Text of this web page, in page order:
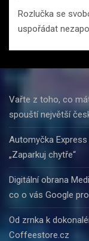
Rozlučka se
uspořádat
Vařte z toho, co
spouští největší
Automyčka
„Zaparkuj chytře“
Digitální obrana
co o vás Google
Od zrnka k
Coffeestore.cz